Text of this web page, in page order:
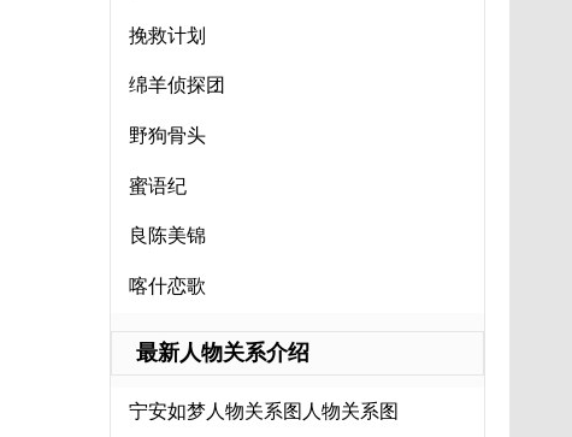
挽救计划
绵羊侦探团
野狗骨头
蜜语纪
良陈美锦
喀什恋歌
最新人物关系介绍
宁安如梦人物关系图人物关系图